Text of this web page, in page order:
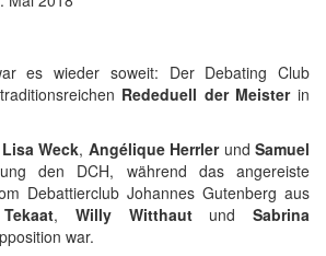
es wieder soweit: Der Debating Club
Rededuell der Meisterin
Lisa Weck, Angélique Herrlerund Samuel
den DCH, während das angereiste
Debattierclub Johannes Gutenberg aus
, Willy WitthautundSabrina
war.